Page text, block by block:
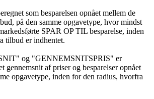
som besparelsen opnået mellem de
på den samme opgavetype, hvor mindst
SPAR OP TIL besparelse, inden
tilbud er indhentet.
og "GENNEMSNITSPRIS" er
gennemsnit af priser og besparelser opnået
opgavetype, inden for den radius, hvorfra